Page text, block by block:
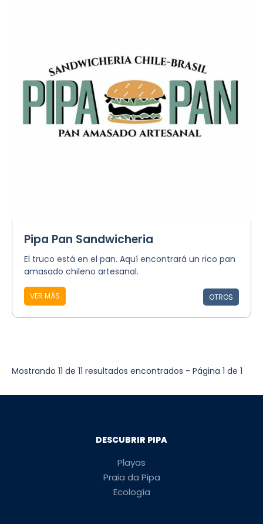
Pipa Pan Sandwicheria
El truco está en el pan. Aquí encontrará un rico pan
amasado chileno artesanal.
VER MÁS OTROS
Mostrando 11 de 11 resultados encontrados - Página 1 de 1
DESCUBRIR PIPA
Playas
Praia da Pipa
Ecología